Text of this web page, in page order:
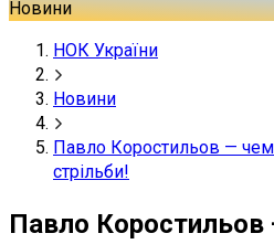
Новини
НОК України
Новини
Павло Коростильов —
стрільби!
Павло Коростильов